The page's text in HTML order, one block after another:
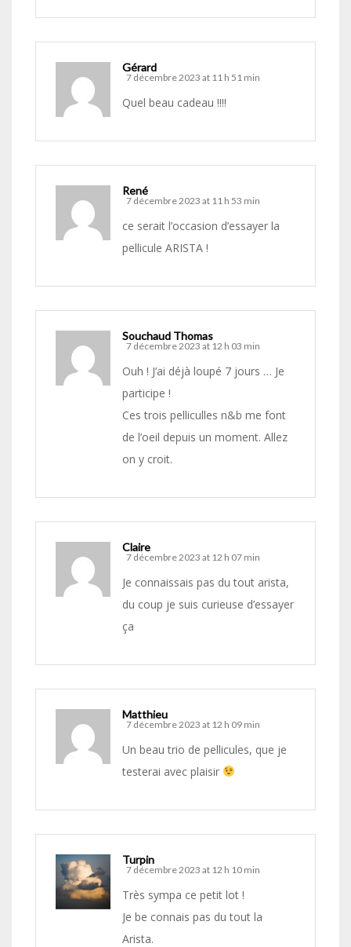
Gérard
7 décembre 2023 at 11 h 51 min
Quel beau cadeau !!!!
René
7 décembre 2023 at 11 h 53 min
ce serait l’occasion d’essayer la
pellicule ARISTA !
Souchaud Thomas
7 décembre 2023 at 12 h 03 min
Ouh ! J’ai déjà loupé 7 jours … Je
participe !
Ces trois pelliculles n&b me font
de l’oeil depuis un moment. Allez
on y croit.
Claire
7 décembre 2023 at 12 h 07 min
Je connaissais pas du tout arista,
du coup je suis curieuse d’essayer
ça
Matthieu
7 décembre 2023 at 12 h 09 min
Un beau trio de pellicules, que je
testerai avec plaisir
Turpin
7 décembre 2023 at 12 h 10 min
Très sympa ce petit lot !
Je be connais pas du tout la
Arista.